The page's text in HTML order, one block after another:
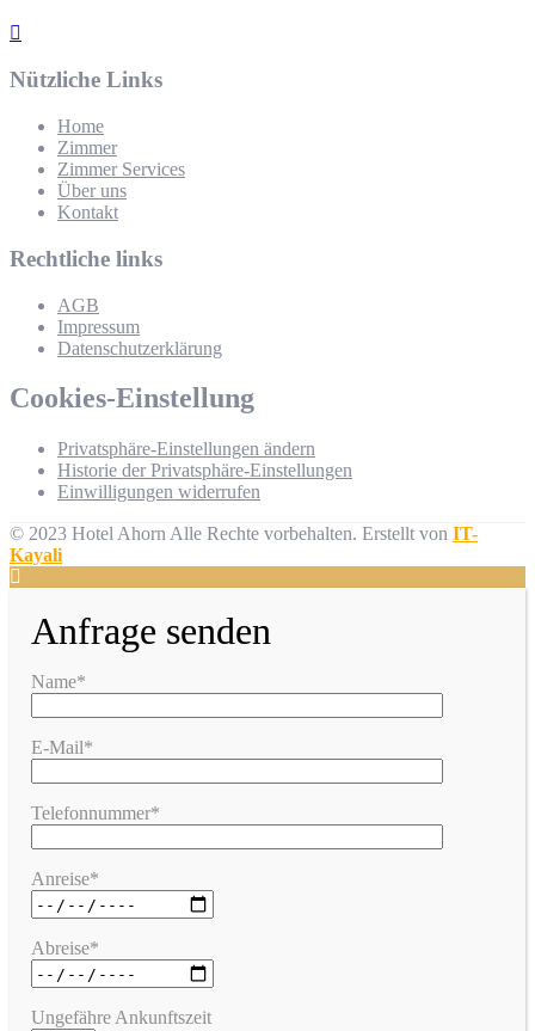
Nützliche Links
Home
Zimmer
Zimmer Services
Über uns
Kontakt
Rechtliche links
AGB
Impressum
Datenschutzerklärung
Cookies-Einstellung
Privatsphäre-Einstellungen ändern
Historie der Privatsphäre-Einstellungen
Einwilligungen widerrufen
© 2023 Hotel Ahorn Alle Rechte vorbehalten. Erstellt von IT-
Kayali
Anfrage senden
Name*
E-Mail*
Telefonnummer*
Anreise*
Abreise*
Ungefähre Ankunftszeit